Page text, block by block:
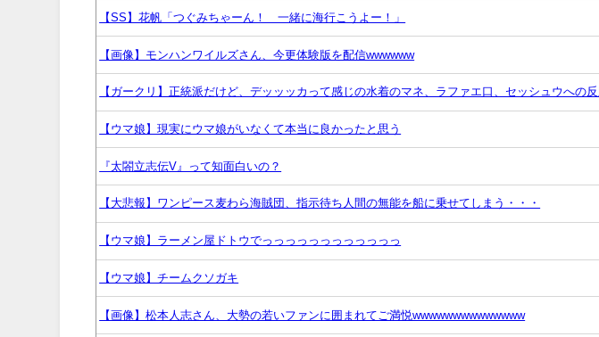
【SS】花帆「つぐみちゃーん！ 一緒に海行こうよー！」
【画像】モンハンワイルズさん、今更体験版を配信wwwwww
【ガークリ】正統派だけど、デッッッカって感じの水着のマネ、ラファエ口、セッシュウへの反
【ウマ娘】現実にウマ娘がいなくて本当に良かったと思う
『太閤立志伝V』って知面白いの？
【大悲報】ワンピース麦わら海賊団、指示待ち人間の無能を船に乗せてしまう・・・
【ウマ娘】ラーメン屋ドトウでっっっっっっっっっっっっ
【ウマ娘】チームクソガキ
【画像】松本人志さん、大勢の若いファンに囲まれてご満悦wwwwwwwwwwwwww